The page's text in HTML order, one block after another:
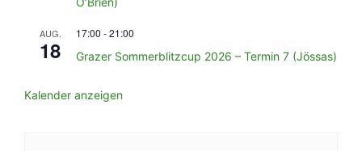
AUG.
18
17:00 -21:00
Grazer Sommerblitzcup 2026 – Termin 7 (Jössas)
Kalender anzeigen